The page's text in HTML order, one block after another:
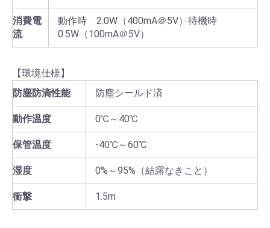
消費電
流
動作時 2.0W（400mA＠5V）待機時
0.5W（100mA＠5V）
【環境仕様】
防塵防滴性能
防塵シールド済
動作温度 0℃～40℃
保管温度 -40℃～60℃
湿度 0%～95%（結露なきこと）
衝撃 1.5m